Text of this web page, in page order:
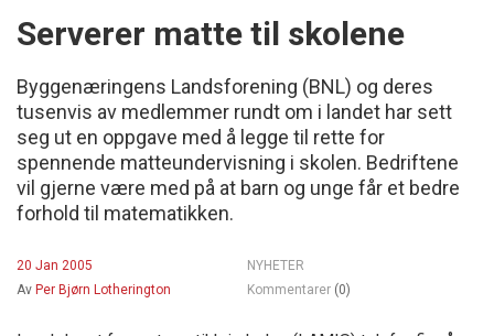
Serverer matte til skolene
Byggenæringens Landsforening (BNL) og deres
tusenvis av medlemmer rundt om i landet har sett
seg ut en oppgave med å legge til rette for
spennende matteundervisning i skolen. Bedriftene
vil gjerne være med på at barn og unge får et bedre
forhold til matematikken.
20 Jan 2005
NYHETER
Av Per Bjørn Lotherington Kommentarer (0)